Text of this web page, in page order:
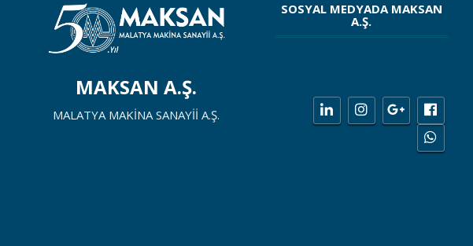
MAKSAN A.Ş.
MALATYA MAKİNA SANAYİİ A.Ş.
SOSYAL MEDYADA MAKSAN
A.Ş.